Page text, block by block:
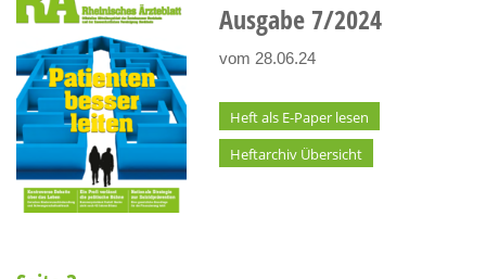
Ausgabe 7 2024
vom 28.06.24
Heft als E-Paper lesen
Heftarchiv Übersicht